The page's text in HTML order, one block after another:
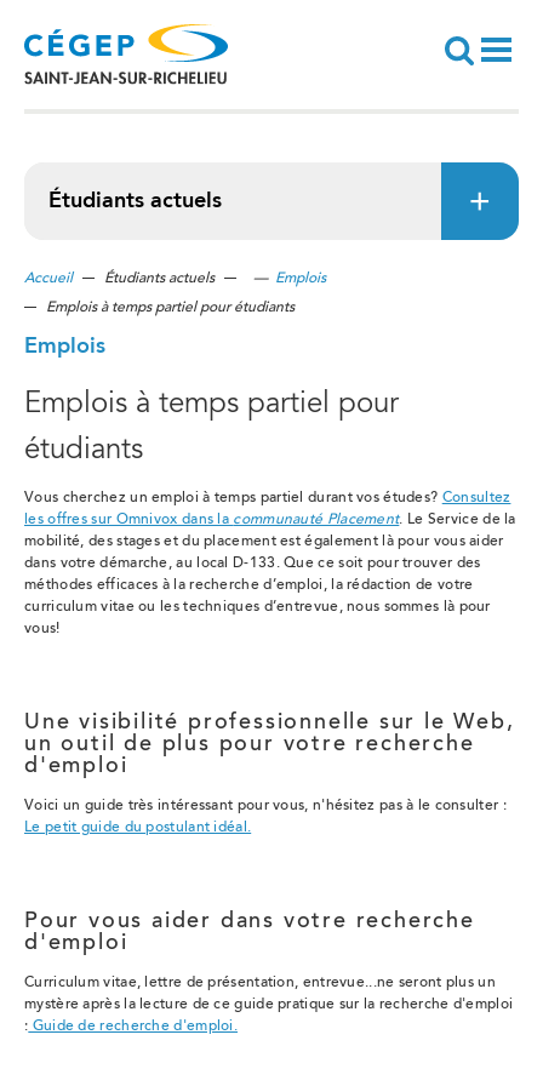
contenu
principal
Recherche
Étudiants actuels
Accueil Étudiants actuels — Emplois
Emplois à temps partiel pour étudiants
Emplois
Emplois à temps partiel pour
étudiants
Vous cherchez un emploi à temps partiel durant vos études? Consultez
les offres sur Omnivox dans la communauté Placement. Le Service de la
mobilité, des stages et du placement est également là pour vous aider
dans votre démarche, au local D-133. Que ce soit pour trouver des
méthodes efficaces à la recherche d’emploi, la rédaction de votre
curriculum vitae ou les techniques d’entrevue, nous sommes là pour
vous!
Une visibilité professionnelle sur le Web,
un outil de plus pour votre recherche
d'emploi
Voici un guide très intéressant pour vous, n'hésitez pas à le consulter :
Le petit guide du postulant idéal.
Pour vous aider dans votre recherche
d'emploi
Curriculum vitae, lettre de présentation, entrevue...ne seront plus un
mystère après la lecture de ce guide pratique sur la recherche d'emploi
: Guide de recherche d'emploi.